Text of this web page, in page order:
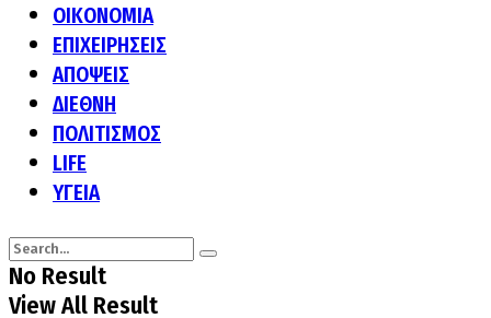
ΟΙΚΟΝΟΜΙΑ
ΕΠΙΧΕΙΡΗΣΕΙΣ
ΑΠΟΨΕΙΣ
ΔΙΕΘΝΗ
ΠΟΛΙΤΙΣΜΟΣ
LIFE
ΥΓΕΙΑ
No Result
View All Result